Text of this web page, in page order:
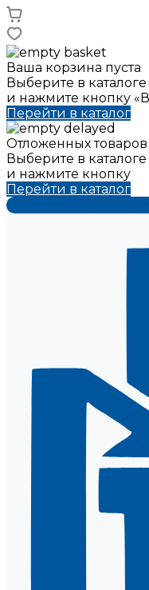
Ваша корзина пуста
Выберите в
и нажмите кнопку
Перейти в каталог
Отложенных товаров
Выберите в
и нажмите кнопку
Перейти в каталог